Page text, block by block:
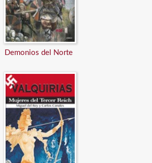
Demonios del Norte